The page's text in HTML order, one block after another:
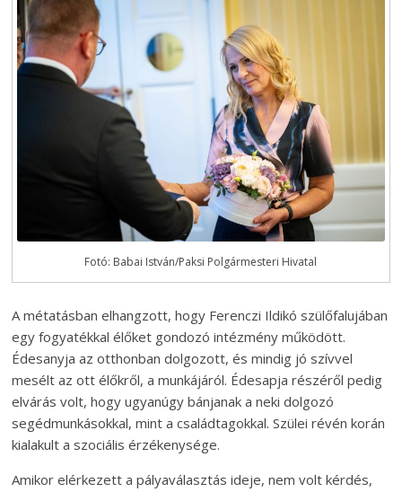
Fotó: Babai István/Paksi Polgármesteri Hivatal
A métatásban elhangzott, hogy Ferenczi Ildikó szülőfalujában
egy fogyatékkal élőket gondozó intézmény működött.
Édesanyja az otthonban dolgozott, és mindig jó szívvel
mesélt az ott élőkről, a munkájáról. Édesapja részéről pedig
elvárás volt, hogy ugyanúgy bánjanak a neki dolgozó
segédmunkásokkal, mint a családtagokkal. Szülei révén korán
kialakult a szociális érzékenysége.
Amikor elérkezett a pályaválasztás ideje, nem volt kérdés,